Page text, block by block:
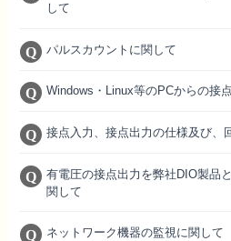
して
パルスカウントに関して
Windows・Linux等のPCからの接
接点入力、接点出力の仕様及び、
有電圧の接点出力を弊社DIO製品
関して
ネットワーク機器の監視に関して